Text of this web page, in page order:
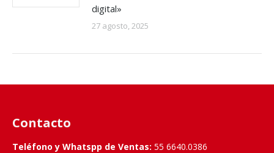
digital»
27 agosto, 2025
Contacto
Teléfono y Whatspp de Ventas: 55 6640.0386